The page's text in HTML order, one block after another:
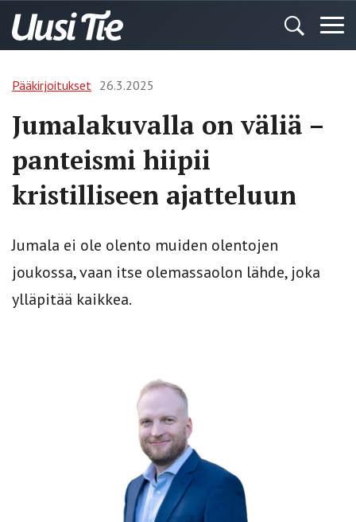
Pääkirjoitukset 26.3.2025
Jumalakuvalla on väliä –
panteismi hiipii
kristilliseen ajatteluun
Jumala ei ole olento muiden olentojen
joukossa, vaan itse olemassaolon lähde, joka
ylläpitää kaikkea.